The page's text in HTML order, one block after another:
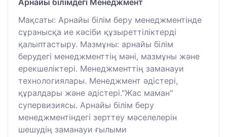
Арнайы білімдегі Менеджмент
Мақсаты: Арнайы білім беру менеджментінде
сұранысқа ие кәсіби құзыреттіліктерді
қалыптастыру. Мазмұны: арнайы білім
берудегі менеджменттің мәні, мазмұны және
ерекшеліктері. Менеджменттің заманауи
технологиялары. Менеджмент әдістері,
құралдары және әдістері."Жас маман"
супервизиясы. Арнайы білім беру
менеджментіндегі зерттеу мәселелерін
шешудің заманауи ғылыми